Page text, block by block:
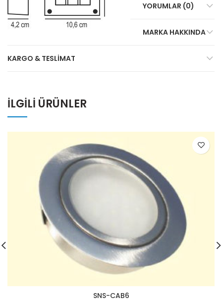
YORUMLAR (0)
MARKA HAKKINDA
KARGO & TESLIMAT
İLGILI ÜRÜNLER
SNS-CAB6